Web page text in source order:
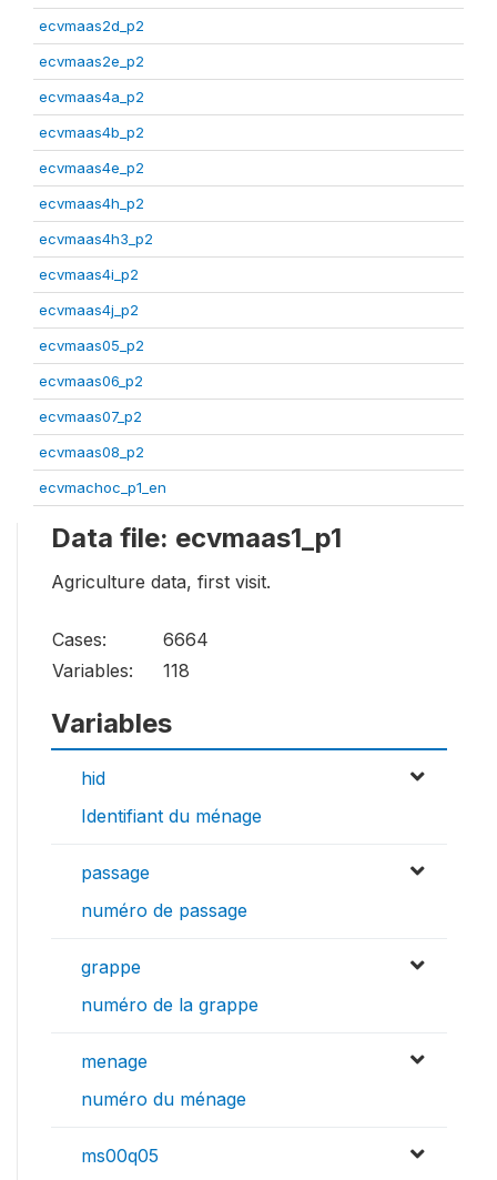
ecvmaas2d_p2
ecvmaas2e_p2
ecvmaas4a_p2
ecvmaas4b_p2
ecvmaas4e_p2
ecvmaas4h_p2
ecvmaas4h3_p2
ecvmaas4i_p2
ecvmaas4j_p2
ecvmaas05_p2
ecvmaas06_p2
ecvmaas07_p2
ecvmaas08_p2
ecvmachoc_p1_en
Data file: ecvmaas1_p1
Agriculture data, first visit.
Cases:
6664
Variables:
118
Variables
hid
Identifiant du ménage
passage
numéro de passage
grappe
numéro de la grappe
menage
numéro du ménage
ms00q05